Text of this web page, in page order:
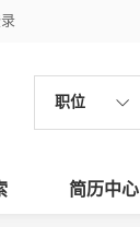
职位
简历中心